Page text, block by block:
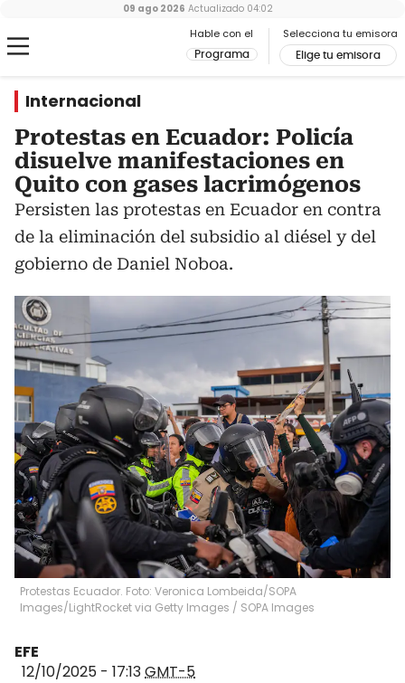
Hable con el
Programa
Selecciona tu emisora
Elige tu emisora
09 ago 2026 Actualizado 04:02
Internacional
Protestas en Ecuador: Policía
disuelve manifestaciones en
Quito con gases lacrimógenos
Persisten las protestas en Ecuador en contra
de la eliminación del subsidio al diésel y del
gobierno de Daniel Noboa.
Protestas Ecuador. Foto: Veronica Lombeida/SOPA
Images/LightRocket via Getty Images / SOPA Images
EFE
12/10/2025 - 17:13GMT-5